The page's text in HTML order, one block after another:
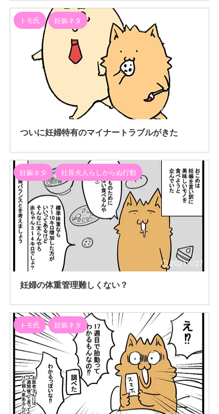
トモ氏 妊娠ネタ
ついに妊婦特有のマイナートラブルがきた
2021/1/27
妊娠ネタ 社長夫人らしからぬ行動
妊婦の体重管理難しくない？
トモ氏 妊娠ネタ